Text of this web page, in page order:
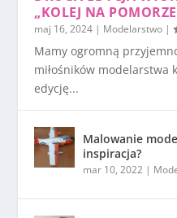
„KOLEJ NA
maj 16, 2024 | Modelarstwo |
Mamy ogromną
miłośników modelarstwa
edycję...
Malowanie
inspiracja?
mar 10, 2022 |